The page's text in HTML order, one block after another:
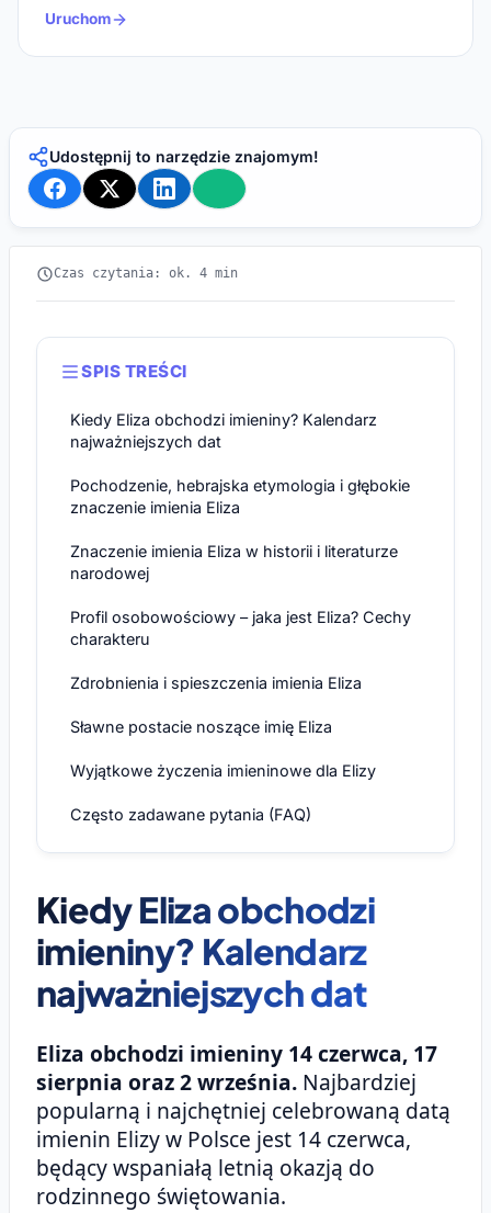
Uruchom
Udostępnij to narzędzie znajomym!
Czas czytania: ok. 4 min
SPIS TREŚCI
Kiedy Eliza obchodzi imieniny? Kalendarz
najważniejszych dat
Pochodzenie, hebrajska etymologia i głębokie
znaczenie imienia Eliza
Znaczenie imienia Eliza w historii i literaturze
narodowej
Profil osobowościowy – jaka jest Eliza? Cechy
charakteru
Zdrobnienia i spieszczenia imienia Eliza
Sławne postacie noszące imię Eliza
Wyjątkowe życzenia imieninowe dla Elizy
Często zadawane pytania (FAQ)
Kiedy Eliza obchodzi
imieniny? Kalendarz
najważniejszych dat
Eliza obchodzi imieniny 14 czerwca, 17
sierpnia oraz 2 września. Najbardziej
popularną i najchętniej celebrowaną datą
imienin Elizy w Polsce jest 14 czerwca,
będący wspaniałą letnią okazją do
rodzinnego świętowania.